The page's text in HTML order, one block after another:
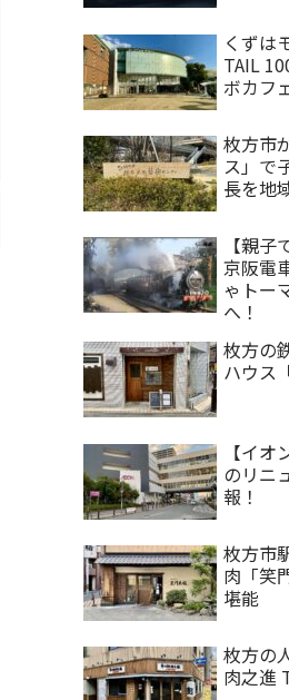
くずは
TAIL
ボカフ
枚方市
ス」で
長を地
【親子
京阪電
ゃトー
へ！
枚方の
ハウス
【イ
のリニ
報！
枚方市
肉「笑
堪能
枚方の
肉之進